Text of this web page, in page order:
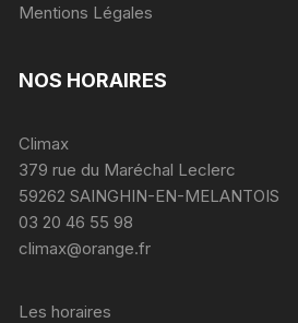
Mentions Légales
NOS HORAIRES
Climax
379 rue du Maréchal Leclerc
59262 SAINGHIN-EN-MELANTOIS
03 20 46 55 98
climax@orange.fr
Les horaires